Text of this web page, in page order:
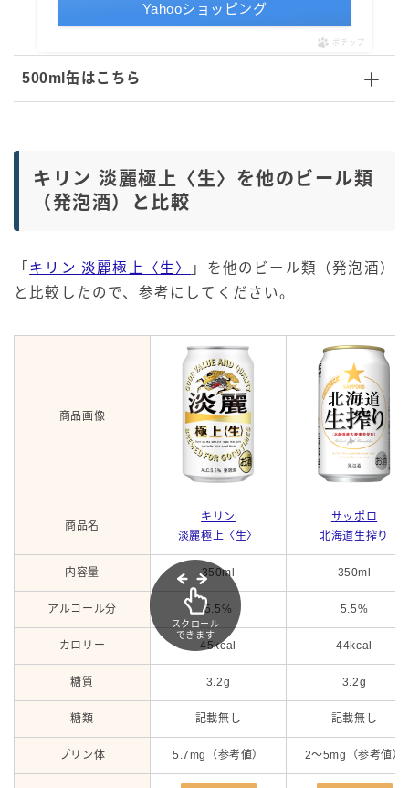
Yahooショッピング
ポチップ
500ml缶はこちら
キリン 淡麗極上〈生〉を他のビール類
（発泡酒）と比較
「 キリン 淡麗極上〈生〉
」を他のビール類（発泡酒）
と比較したので、参考にしてください。
商品画像
商品名
キリン
淡麗極上〈生〉
サッポロ
北海道生搾り
内容量 350ml 350ml
アルコール分 5.5% 5.5%
カロリー 45kcal 44kcal
糖質 3.2g 3.2g
糖類 記載無し 記載無し
プリン体 5.7mg（参考値） 2～5mg（参考値）
スクロール
できます